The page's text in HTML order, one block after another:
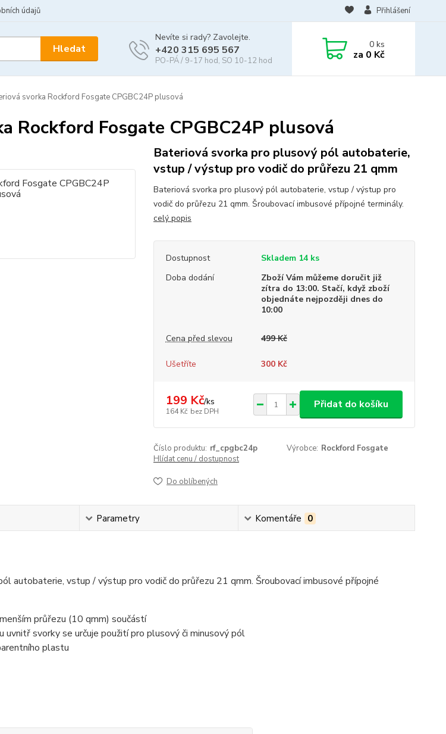
údajů Přihlášení
Hledat
Nevíte si rady? Zavolejte.
+420 315 695 567
PO-PÁ / 9-17 hod, SO 10-12 hod
0ks
za 0 Kč
svorka Rockford Fosgate CPGBC24P plusová
Rockford Fosgate CPGBC24P plusová
Bateriová svorka pro plusový pól autobaterie,
vstup / výstup pro vodič do průřezu 21 qmm
Bateriová svorka pro plusový pól autobaterie, vstup / výstup pro
vodič do průřezu 21 qmm. Šroubovací imbusové přípojné terminály.
celý popis
Dostupnost
Skladem 14 ks
Doba dodání
Zboží Vám můžeme doručit již
zítra do 13:00. Stačí, když zboží
objednáte nejpozději dnes do
10:00
Cena před slevou 499 Kč
Ušetříte 300 Kč
199 Kč/ks
164 Kč bez DPH
Přidat do košíku
Číslo produktu: rf_cpgbc24p Výrobce: Rockford Fosgate
Hlídat cenu / dostupnost
Do oblíbených
Parametry Komentáře 0
autobaterie, vstup / výstup pro vodič do průřezu 21 qmm. Šroubovací imbusové přípojné
průřezu (10 qmm) součástí
uvnitř svorky se určuje použití pro plusový či minusový pól
plastu